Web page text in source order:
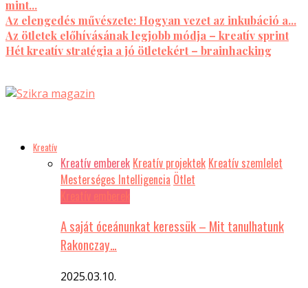
mint...
Az elengedés művészete: Hogyan vezet az inkubáció a...
Az ötletek előhívásának legjobb módja – kreatív sprint
Hét kreatív stratégia a jó ötletekért – brainhacking
Kreatív
Kreatív emberek Kreatív projektek Kreatív szemlelet
Mesterséges Intelligencia Ötlet
A saját óceánunkat keressük – Mit tanulhatunk
Rakonczay…
2025.03.10.